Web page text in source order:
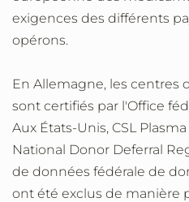
exigences des différents
opérons.
En Allemagne, les centres
sont certifiés par l'Office
Aux États-Unis, CSL
National Donor Deferral
de données fédérale de
ont été exclus de manière